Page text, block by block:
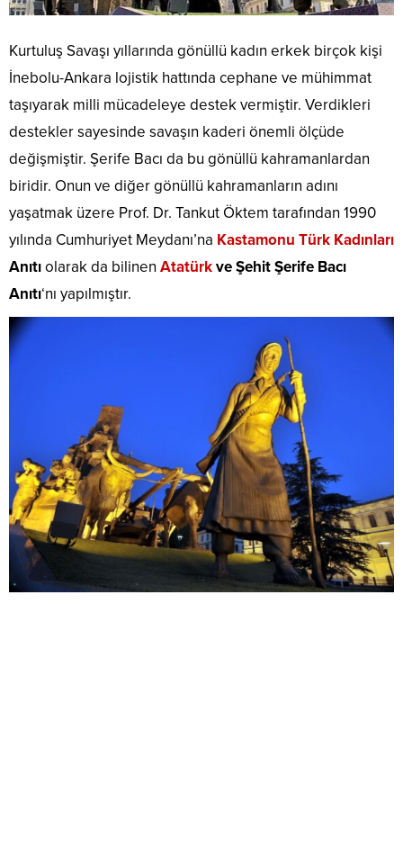
Kurtuluş Savaşı yıllarında gönüllü kadın erkek birçok kişi
İnebolu-Ankara lojistik hattında cephane ve mühimmat
taşıyarak milli mücadeleye destek vermiştir. Verdikleri
destekler sayesinde savaşın kaderi önemli ölçüde
değişmiştir. Şerife Bacı da bu gönüllü kahramanlardan
biridir. Onun ve diğer gönüllü kahramanların adını
yaşatmak üzere Prof. Dr. Tankut Öktem tarafından 1990
yılında Cumhuriyet Meydanı’na Kastamonu Türk Kadınları
Anıtıolarak da bilinen Atatürkve Şehit Şerife Bacı
Anıtı‘nı yapılmıştır.